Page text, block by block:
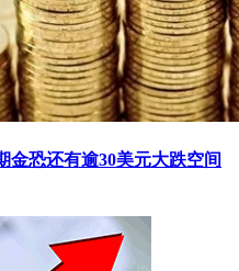
金恐还有逾30美元大跌空间